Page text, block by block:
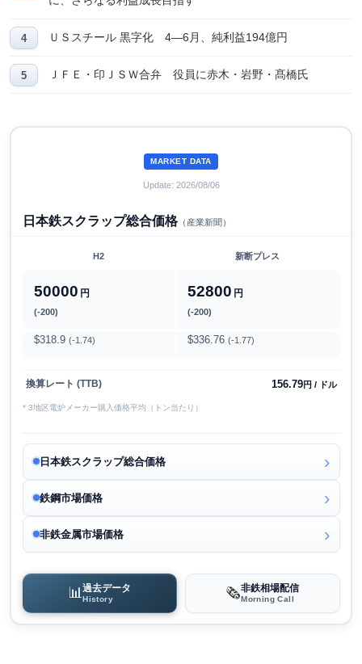
ＵＳスチール 黒字化 4―6月、純利益194億円
ＪＦＥ・印ＪＳＷ合弁 役員に赤木・岩野・髙橋氏
MARKET DATA
Update: 2026/08/06
日本鉄スクラップ総合価格（産業新聞）
H2 新断プレス
50000 円
(-200)
52800 円
(-200)
$318.9 (-1.74) $336.76 (-1.77)
換算レート (TTB) 156.79円 / ドル
* 3地区電炉メーカー購入価格平均（トン当たり）
日本鉄スクラップ総合価格
鉄鋼市場価格
非鉄金属市場価格
📊過去データ
History 🗞️非鉄相場配信
Morning Call